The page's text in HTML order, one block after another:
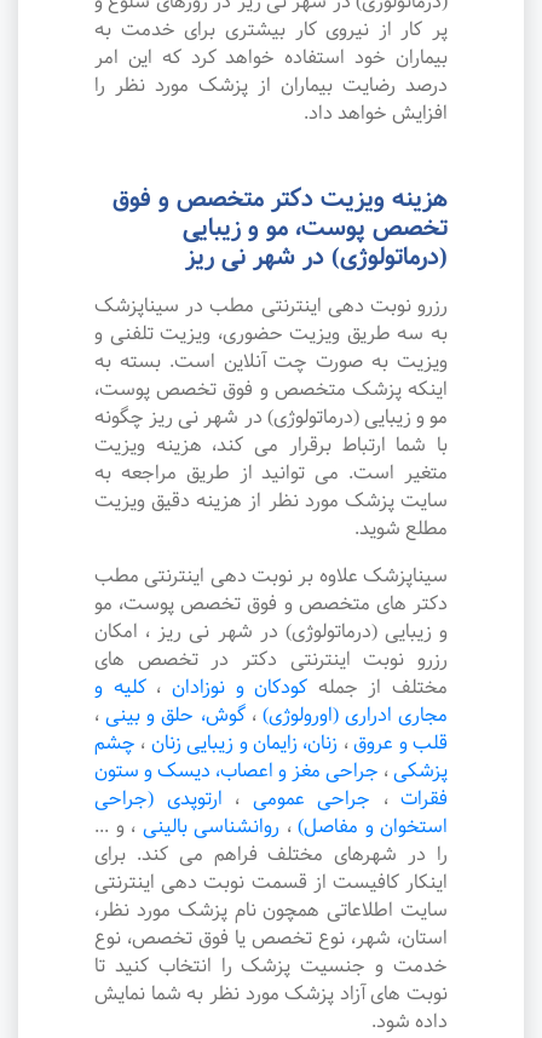
پر کار از نیروی کار بیشتری برای خدمت به
بیماران خود استفاده خواهد کرد که این امر
درصد رضایت بیماران از پزشک مورد نظر را
افزایش خواهد داد.
هزینه ویزیت دکتر متخصص و فوق
تخصص پوست، مو و زیبایی
(درماتولوژی) در شهر نی ریز
رزرو نوبت دهی اینترنتی مطب در سیناپزشک
به سه طریق ویزیت حضوری، ویزیت تلفنی و
ویزیت به صورت چت آنلاین است. بسته به
اینکه پزشک متخصص و فوق تخصص پوست،
مو و زیبایی (درماتولوژی) در شهر نی ریز چگونه
با شما ارتباط برقرار می کند، هزینه ویزیت
متغیر است. می توانید از طریق مراجعه به
سایت پزشک مورد نظر از هزینه دقیق ویزیت
مطلع شوید.
سیناپزشک علاوه بر نوبت دهی اینترنتی مطب
دکتر های متخصص و فوق تخصص پوست، مو
و زیبایی (درماتولوژی) در شهر نی ریز ، امکان
رزرو نوبت اینترنتی دکتر در تخصص های
مختلف از جمله کودکان و نوزادان ،کلیه و
مجاری ادراری (اورولوژی) ،گوش، حلق و بینی ،
قلب و عروق، زنان، زایمان و زیبایی زنان ، چشم
پزشکی، جراحی مغز و اعصاب، دیسک و ستون
فقرات ، جراحی عمومی ، ارتوپدی (جراحی
استخوان و مفاصل) ، روانشناسی بالینی ، و ...
را در شهرهای مختلف فراهم می کند. برای
اینکار کافیست از قسمت نوبت دهی اینترنتی
سایت اطلاعاتی همچون نام پزشک مورد نظر،
استان، شهر، نوع تخصص یا فوق تخصص، نوع
خدمت و جنسیت پزشک را انتخاب کنید تا
نوبت های آزاد پزشک مورد نظر به شما نمایش
داده شود.